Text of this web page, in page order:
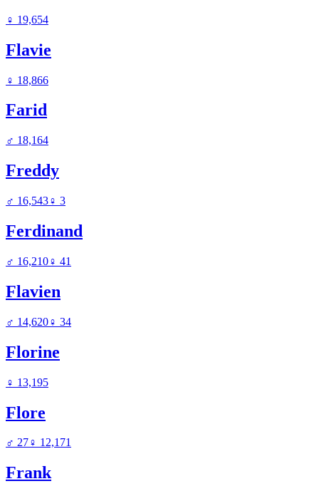
♀ 19,654
Flavie
♀ 18,866
Farid
♂ 18,164
Freddy
♂ 16,543♀ 3
Ferdinand
♂ 16,210♀ 41
Flavien
♂ 14,620♀ 34
Florine
♀ 13,195
Flore
♂ 27♀ 12,171
Frank